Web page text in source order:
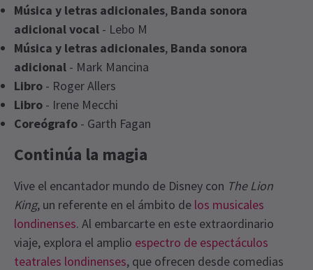
Música y letras adicionales, Banda sonora
adicional vocal - Lebo M
Música y letras adicionales, Banda sonora
adicional - Mark Mancina
Libro - Roger Allers
Libro - Irene Mecchi
Coreógrafo - Garth Fagan
Continúa la magia
Vive el encantador mundo de Disney con The Lion
King, un referente en el ámbito de los musicales
londinenses. Al embarcarte en este extraordinario
viaje, explora el amplio espectro de espectáculos
teatrales londinenses, que ofrecen desde comedias